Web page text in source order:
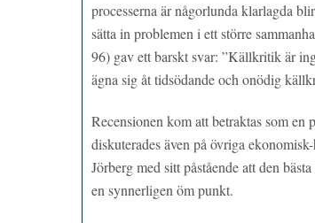
processerna är någorlunda klarlagda
sätta in problemen i ett större
96) gav ett barskt svar: ”Källkritik är
ägna sig åt tidsödande och onödig
Recensionen kom att betraktas som
diskuterades även på övriga
Jörberg med sitt påstående att den
en synnerligen öm punkt.